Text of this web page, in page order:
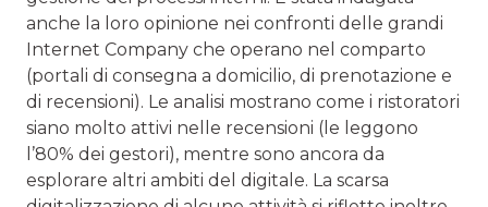
anche la loro opinione nei confronti delle grandi
Internet Company che operano nel comparto
(portali di consegna a domicilio, di prenotazione e
di recensioni). Le analisi mostrano come i ristoratori
siano molto attivi nelle recensioni (le leggono
l’80% dei gestori), mentre sono ancora da
esplorare altri ambiti del digitale. La scarsa